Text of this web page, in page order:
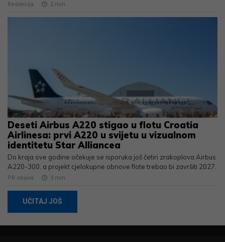
Redakcija 2 min
Deseti Airbus A220 stigao u flotu Croatia
Airlinesa: prvi A220 u svijetu u vizualnom
identitetu Star Alliancea
Do kraja ove godine očekuje se isporuka još četiri zrakoplova Airbus
A220-300, a projekt cjelokupne obnove flote trebao bi završiti 2027.
PR objava 3 min
UČITAJ JOŠ